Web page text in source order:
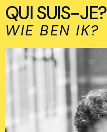
QUI SUIS-JE?
WIE BEN IK?